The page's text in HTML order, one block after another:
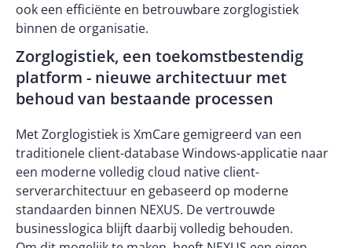
ook een efficiënte en betrouwbare zorglogistiek
binnen de organisatie.
Zorglogistiek, een toekomstbestendig
platform - nieuwe architectuur met
behoud van bestaande processen
Met Zorglogistiek is XmCare gemigreerd van een
traditionele client-database Windows-applicatie naar
een moderne volledig cloud native client-
serverarchitectuur en gebaseerd op moderne
standaarden binnen NEXUS. De vertrouwde
businesslogica blijft daarbij volledig behouden.